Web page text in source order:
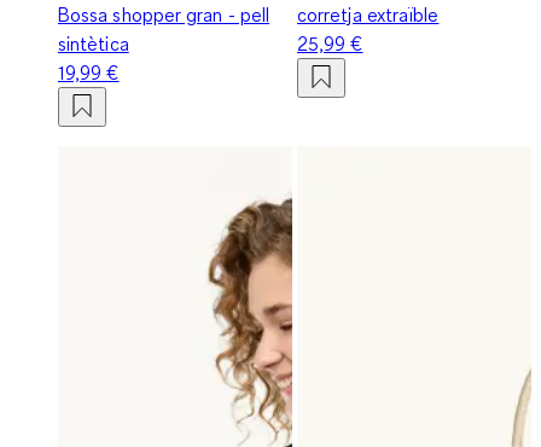
Bossa shopper gran - pell
sintètica
19,99 €
corretja extraïble
25,99 €